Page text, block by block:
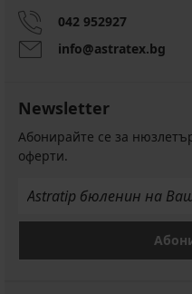
042 952927
info@astratex.bg
Newsletter
Абонирайте се за
оферти.